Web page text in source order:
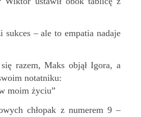
sukces – ale to empatia nadaje
się razem, Maks objął Igora, a
notatniku:
moim życiu”
chłopak z numerem 9 –